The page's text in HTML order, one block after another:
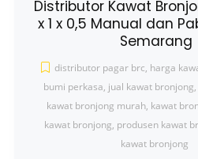
Distributor Kawat
x 1 x 0,5 Manual dan
Semarang
distributor pagar brc, harga
bumi perkasa, jual kawat bronjong,
kawat bronjong murah, kawat
kawat bronjong, produsen kawat
kawat bronjong